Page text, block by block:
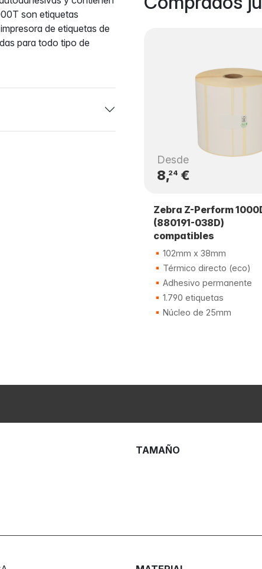
Desde
8,24€
Zebra Z-Perform
(880191-038D)
compatibles
102mm x 38mm
Térmico directo (eco)
Adhesivo permanente
1.790 etiquetas
Núcleo de 25mm
son etiquetas
de etiquetas de
para todo tipo de
TAMAÑO